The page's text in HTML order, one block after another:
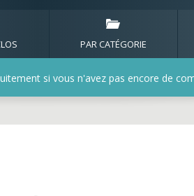
PAR CATÉGORIE
si vous n'avez pas encore de